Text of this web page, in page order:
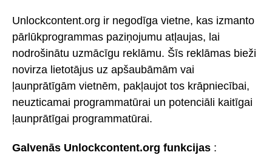
Unlockcontent.org ir negodīga vietne, kas izmanto
pārlūkprogrammas paziņojumu atļaujas, lai
nodrošinātu uzmācīgu reklāmu. Šīs reklāmas bieži
novirza lietotājus uz apšaubāmām vai
ļaunprātīgām vietnēm, pakļaujot tos krāpniecībai,
neuzticamai programmatūrai un potenciāli kaitīgai
ļaunprātīgai programmatūrai.
Galvenās Unlockcontent.org funkcijas :